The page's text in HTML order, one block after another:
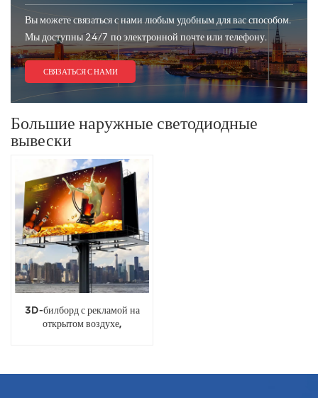
Вы можете связаться с нами любым удобным для вас способом.
Мы доступны 24/7 по электронной почте или телефону.
СВЯЗАТЬСЯ С НАМИ
Большие наружные светодиодные
вывески
3D-билборд с рекламой на
открытом воздухе,